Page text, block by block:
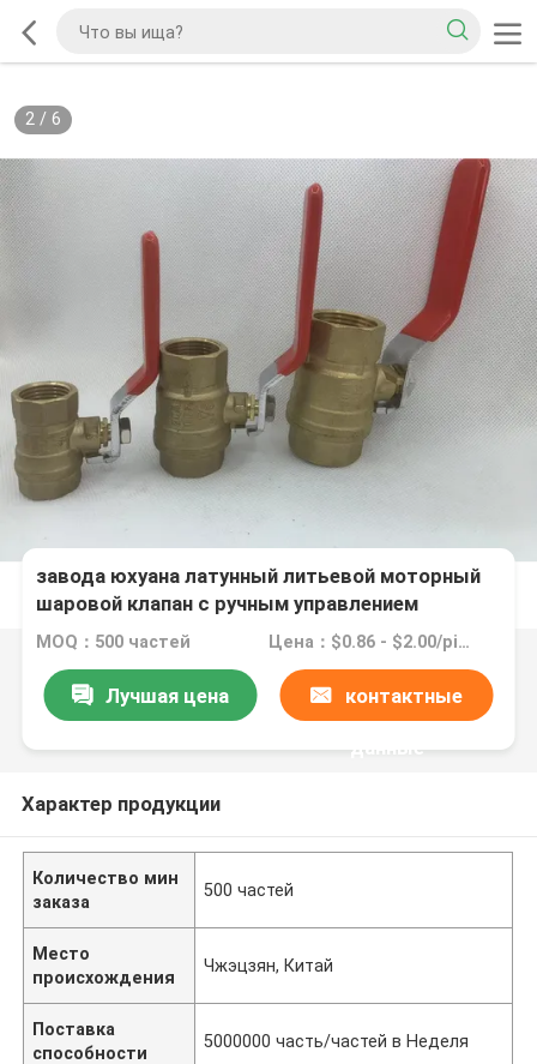
2/ 6
завода юхуана латунный литьевой моторный
шаровой клапан с ручным управлением
MOQ：500 частей Цена：$0.86 - $2.00/pieces
Лучшая цена контактные
данные
Характер продукции
Количество мин
заказа
500 частей
Место
происхождения
Чжэцзян, Китай
Поставка
способности
5000000 часть/частей в Неделя